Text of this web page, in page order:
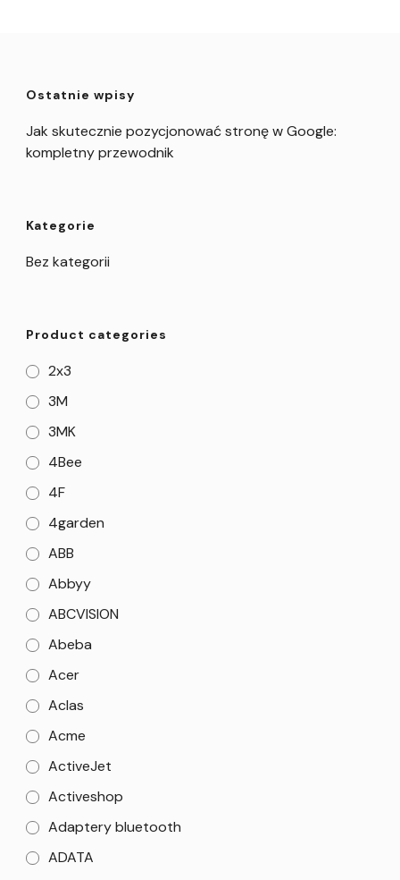
Ostatnie wpisy
Jak skutecznie pozycjonować stronę w Google:
kompletny przewodnik
Kategorie
Bez kategorii
Product categories
2x3
3M
3MK
4Bee
4F
4garden
ABB
Abbyy
ABCVISION
Abeba
Acer
Aclas
Acme
ActiveJet
Activeshop
Adaptery bluetooth
ADATA